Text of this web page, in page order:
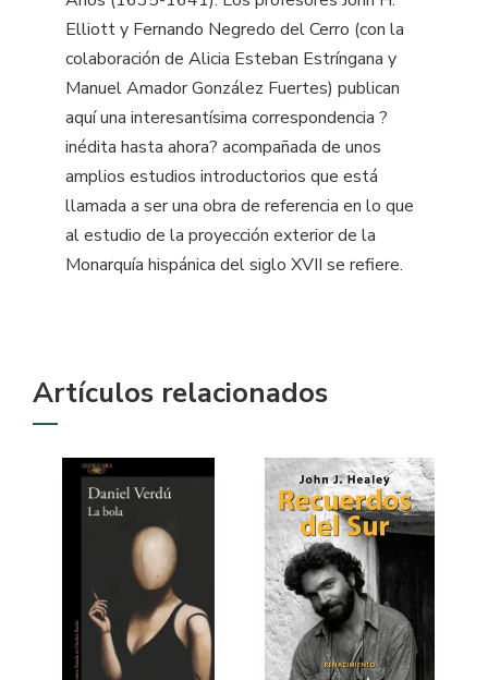
Elliott y Fernando Negredo del Cerro (con la
colaboración de Alicia Esteban Estríngana y
Manuel Amador González Fuertes) publican
aquí una interesantísima correspondencia ?
inédita hasta ahora? acompañada de unos
amplios estudios introductorios que está
llamada a ser una obra de referencia en lo que
al estudio de la proyección exterior de la
Monarquía hispánica del siglo XVII se refiere.
Artículos relacionados